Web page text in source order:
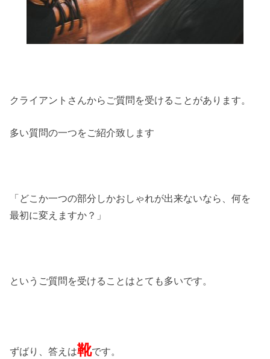
クライアントさんからご質問を受けることがあります。
多い質問の一つをご紹介致します
「どこか一つの部分しかおしゃれが出来ないなら、何を
最初に変えますか？」
というご質問を受けることはとても多いです。
ずばり、答えは靴です。